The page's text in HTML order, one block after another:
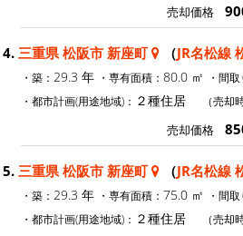
売却価格
4. 三重県 松阪市 新座町 （JR名松線
・築： 29.3 年 ・専有面積： 80.0 ㎡ ・間取
・都市計画(用途地域)： ２種住居 （売却
売却価格
5. 三重県 松阪市 新座町 （JR名松線
・築： 29.3 年 ・専有面積： 75.0 ㎡ ・間取
・都市計画(用途地域)： ２種住居 （売却